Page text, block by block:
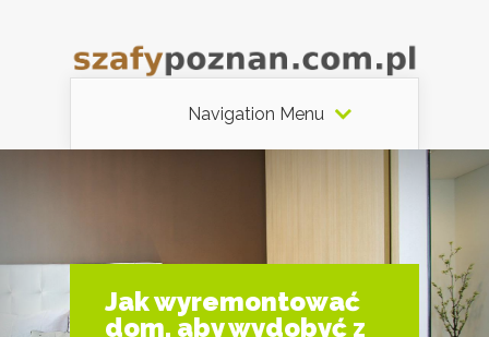
Navigation Menu
Jak wyremontować
dom, aby wydobyć z